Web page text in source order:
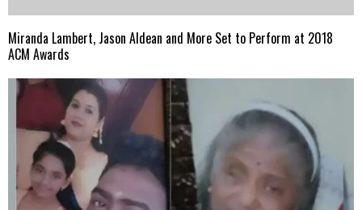
Miranda Lambert, Jason Aldean and More Set to Perform at 2018
ACM Awards